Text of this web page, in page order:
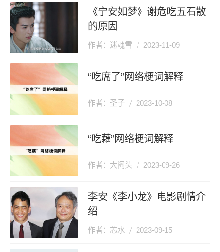
《宁安如梦》谢危吃五石散
的原因
作者：迷魂雪 2023-11-09
“吃席了”网络梗词解释
作者：圣子 2023-10-08
“吃藕”网络梗词解释
作者：大闷头 2023-09-26
李安《李小龙》电影剧情介
绍
作者：芯水 2023-09-15